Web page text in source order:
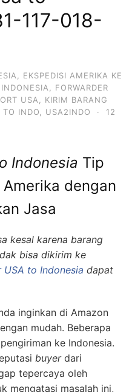
117-018-
EKSPEDISI AMERIKA KE
FORWARDER
USA
KIRIM BARANG
TO INDO USA2INDO ·
12
Indonesia Tip
dengan
Jasa
kesal karena barang
bisa dikirim ke
to Indonesia dapat
inginkan di Amazon
mudah. Beberapa
ke Indonesia.
buyer dari
tepercaya oleh
mengatasi masalah ini,